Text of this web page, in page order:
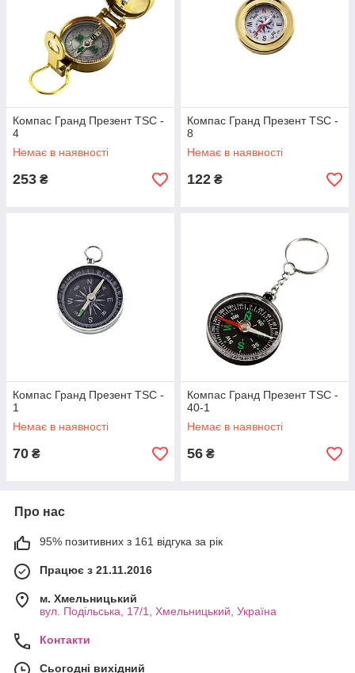
Компас Гранд Презент TSC -
4
Немає в наявності
253 ₴
Компас Гранд Презент TSC -
8
Немає в наявності
122 ₴
Компас Гранд Презент TSC -
1
Немає в наявності
70 ₴
Компас Гранд Презент TSC -
40-1
Немає в наявності
56 ₴
Про нас
95% позитивних з 161 відгука за рік
Працює з 21.11.2016
м. Хмельницький
вул. Подільська, 17/1, Хмельницький, Україна
Контакти
Сьогодні вихідний